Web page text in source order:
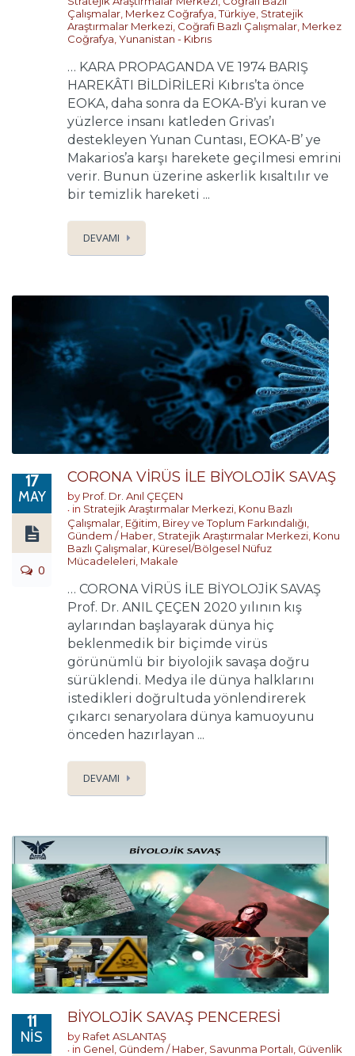
Çalışmalar Merkez Coğrafya ,Türkiye Stratejik
Araştırmalar Merkezi Coğrafi Bazlı Çalışmalar Merkez
Coğrafya Yunanistan - Kıbrıs
… KARA PROPAGANDA VE 1974 BARIŞ
HAREKÂTI BİLDİRİLERİ Kıbrıs’ta önce
EOKA, daha sonra da EOKA-B’yi kuran ve
yüzlerce insanı katleden Grivas’ı
destekleyen Yunan Cuntası, EOKA-B’ ye
Makarios’a karşı harekete geçilmesi emrini
verir. Bunun üzerine askerlik kısaltılır ve
bir temizlik hareketi ...
DEVAMI
17
MAY
0
CORONA VİRÜS İLE BİYOLOJİK SAVAŞ
by Prof. Dr. Anıl ÇEÇEN
in Stratejik Araştırmalar Merkezi Konu Bazlı
Çalışmalar Eğitim, Birey ve Toplum Farkındalığı
Gündem / Haber Stratejik Araştırmalar Merkezi Konu
Bazlı Çalışmalar Küresel/Bölgesel Nüfuz
Mücadeleleri Makale
… CORONA VİRÜS İLE BİYOLOJİK SAVAŞ
Prof. Dr. ANIL ÇEÇEN 2020 yılının kış
aylarından başlayarak dünya hiç
beklenmedik bir biçimde virüs
görünümlü bir biyolojik savaşa doğru
sürüklendi. Medya ile dünya halklarını
istedikleri doğrultuda yönlendirerek
çıkarcı senaryolara dünya kamuoyunu
önceden hazırlayan ...
DEVAMI
11
NIS
BİYOLOJİK SAVAŞ PENCERESİ
by Rafet ASLANTAŞ
in Genel Gündem / Haber Savunma Portalı Güvenlik